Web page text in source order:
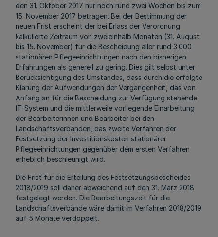
den 31. Oktober 2017 nur noch rund zwei Wochen bis zum
15. November 2017 betragen. Bei der Bestimmung der
neuen Frist erscheint der bei Erlass der Verordnung
kalkulierte Zeitraum von zweieinhalb Monaten (31. August
bis 15. November) für die Bescheidung aller rund 3.000
stationären Pflegeeinrichtungen nach den bisherigen
Erfahrungen als generell zu gering. Dies gilt selbst unter
Berücksichtigung des Umstandes, dass durch die erfolgte
Klärung der Aufwendungen der Vergangenheit, das von
Anfang an für die Bescheidung zur Verfügung stehende
IT-System und die mittlerweile vorliegende Einarbeitung
der Bearbeiterinnen und Bearbeiter bei den
Landschaftsverbänden, das zweite Verfahren der
Festsetzung der Investitionskosten stationärer
Pflegeeinrichtungen gegenüber dem ersten Verfahren
erheblich beschleunigt wird.
Die Frist für die Erteilung des Festsetzungsbescheides
2018/2019 soll daher abweichend auf den 31. März 2018
festgelegt werden. Die Bearbeitungszeit für die
Landschaftsverbände wäre damit im Verfahren 2018/2019
auf 5 Monate verdoppelt.